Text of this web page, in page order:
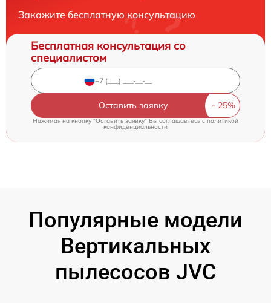
Закажите бесплатную консультацию
Бесплатная консультация со
специалистом
Оставить заявку
Нажимая на кнопку "Оставить заявку" Вы соглашаетесь cполитикой
конфиденциальности
Популярные модели
Вертикальных
пылесосов JVC